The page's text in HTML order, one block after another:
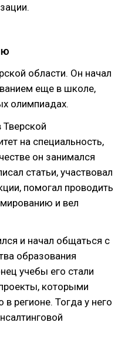
области. Он начал
еще в школе,
олимпиадах.
Тверской
на специальность,
он занимался
статьи, участвовал
помогал проводить
и вел
и начал общаться с
образования
учебы его стали
которыми
регионе. Тогда у него